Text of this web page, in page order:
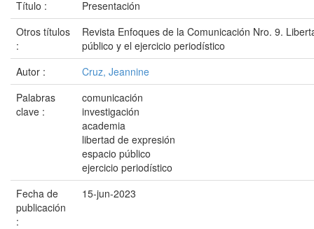
Título :
Presentación
Otros títulos
:
Revista Enfoques de la Comunicación Nro. 9.
público y el ejercicio periodístico
Autor :
Cruz, Jeannine
Palabras
clave :
comunicación
investigación
academia
libertad de expresión
espacio público
ejercicio periodístico
Fecha de
publicación
:
15-jun-2023